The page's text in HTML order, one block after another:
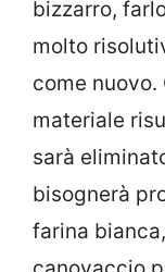
bizzarro,
molto
come
materiale
sarà
bisognerà
farina